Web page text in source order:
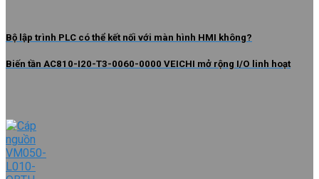
Bộ lập trình PLC có thể kết nối với màn hình HMI không?
Biến tần AC810-I20-T3-0060-0000 VEICHI mở rộng I/O linh hoạt